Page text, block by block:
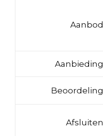
Aanbod
Aanbieding
Beoordeling
Afsluiten